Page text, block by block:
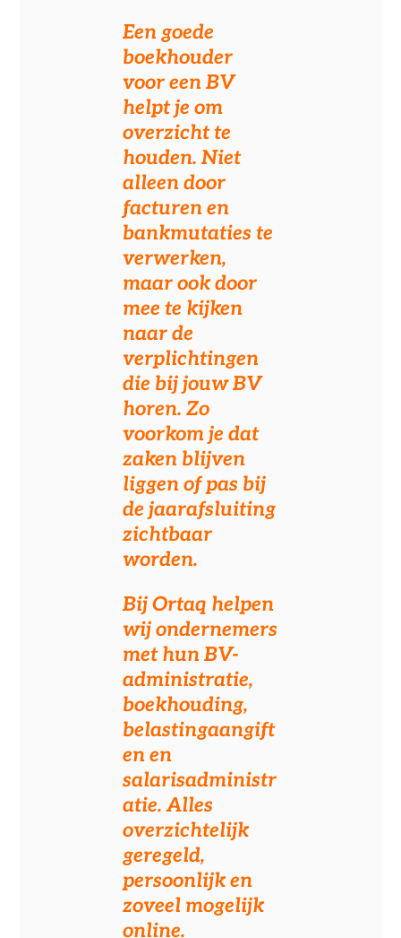
Een goede
boekhouder
voor een BV
helpt je om
overzicht te
houden. Niet
alleen door
facturen en
bankmutaties te
verwerken,
maar ook door
mee te kijken
naar de
verplichtingen
die bij jouw BV
horen. Zo
voorkom je dat
zaken blijven
liggen of pas bij
de jaarafsluiting
zichtbaar
worden.
Bij Ortaq helpen
wij ondernemers
met hunBV-
administratie,
boekhouding,
belastingaangift
en en
salarisadministr
atie. Alles
overzichtelijk
geregeld,
persoonlijk en
zoveel mogelijk
online.